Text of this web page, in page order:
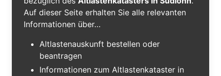
Auf dieser Seite erhalten Sie alle relevanten
Informationen über…
Altlastenauskunft bestellen oder
beantragen
Informationen zum Altlastenkataster in